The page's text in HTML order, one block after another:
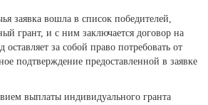
заявка вошла в список победителей,
грант, и с ним заключается договор на
за собой право потребовать от
подтверждение предоставленной в заявке
выплаты индивидуального гранта